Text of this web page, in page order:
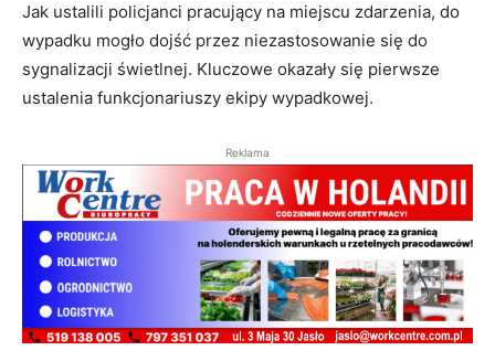
Jak ustalili policjanci pracujący na miejscu zdarzenia, do
wypadku mogło dojść przez niezastosowanie się do
sygnalizacji świetlnej. Kluczowe okazały się pierwsze
ustalenia funkcjonariuszy ekipy wypadkowej.
Reklama